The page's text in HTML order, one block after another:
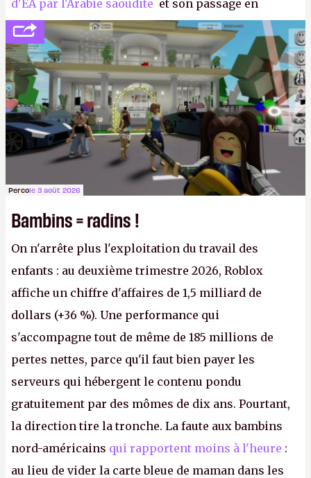
d'EA par l'Arabie saoudite et son passage en
société privée, l'éditeur n'aura bientôt plus
l'obligation de publier ses bilans. Encore une
victoire pour la transparence.P.
Percole 3 août 2026
Bambins = radins !
On n'arrête plus l'exploitation du travail des
enfants : au deuxième trimestre 2026, Roblox
affiche un chiffre d'affaires de 1,5 milliard de
dollars (+36 %). Une performance qui
s'accompagne tout de même de 185 millions de
pertes nettes, parce qu'il faut bien payer les
serveurs qui hébergent le contenu pondu
gratuitement par des mômes de dix ans. Pourtant,
la direction tire la tronche. La faute aux bambins
nord-américains qui rapportent moins à l'heure :
au lieu de vider la carte bleue de maman dans les